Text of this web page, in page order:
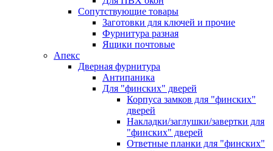
Сопутствующие товары
Заготовки для ключей и прочие
Фурнитура разная
Ящики почтовые
Апекс
Дверная фурнитура
Антипаника
Для "финских" дверей
Корпуса замков для "финских"
дверей
Накладки/заглушки/завертки для
"финских" дверей
Ответные планки для "финских"